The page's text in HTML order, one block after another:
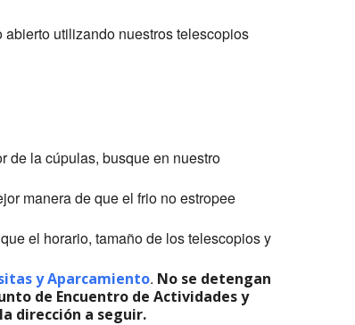
utilizando nuestros telescopios
de la cúpulas, busque en nuestro
manera de que el frio no estropee
el horario, tamaño de los telescopios y
y Aparcamiento. No se detengan
de Encuentro de Actividades y
dirección a seguir.